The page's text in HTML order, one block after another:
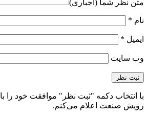
متن نظر شما (اجباری)
نام *
ایمیل *
وب‌ سایت
با انتخاب دکمه "ثبت نظر" موافقت خود را با
رویش صنعت اعلام می‌کنم.